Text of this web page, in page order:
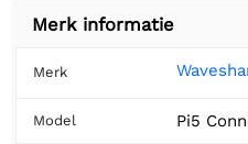
Merk informatie
Merk
Model Pi5